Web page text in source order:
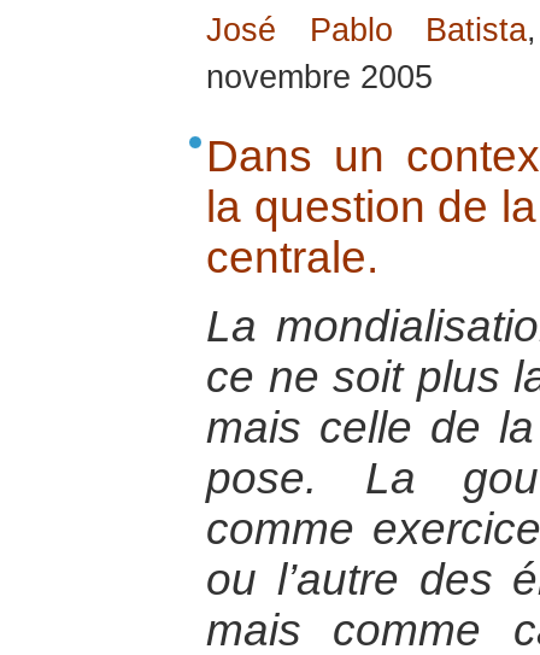
José Pablo Batista
novembre 2005
Dans un
la question de
centrale.
La
ce ne soit plus
mais celle de
pose. La
comme
ou l’autre des
mais comme